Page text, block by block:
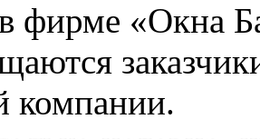
фирме «Окна
компании.